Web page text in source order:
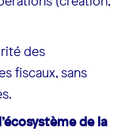
des
fiscaux, sans
de la